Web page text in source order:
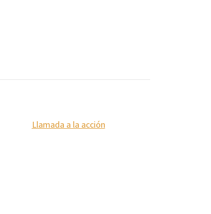
Llamada a la acción